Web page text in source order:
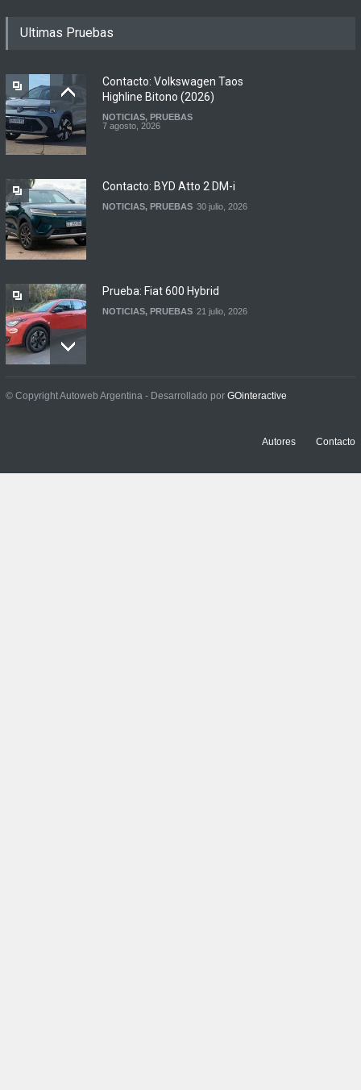
renovadas S2 y Skua 150 en
7 agosto, 2026
Argentina y Ecuador
Ultimas Pruebas
Contacto: Volkswagen Taos
Highline Bitono (2026)
NOTICIAS, PRUEBAS
7 agosto, 2026
Contacto: BYD Atto 2 DM-i
NOTICIAS, PRUEBAS 30 julio, 2026
Prueba: Fiat 600 Hybrid
NOTICIAS, PRUEBAS 21 julio, 2026
Prueba: BYD Song Pro GS
© Copyright Autoweb Argentina - Desarrollado por GOinteractive
Autores Contacto